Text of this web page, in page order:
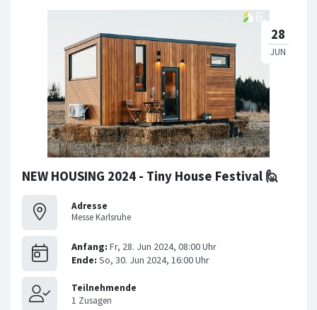
NEW HOUSING 2024 - Tiny House Festival 🙋
Adresse
Messe Karlsruhe